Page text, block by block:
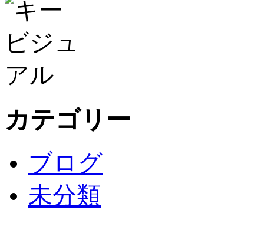
カテゴリー
ブログ
未分類